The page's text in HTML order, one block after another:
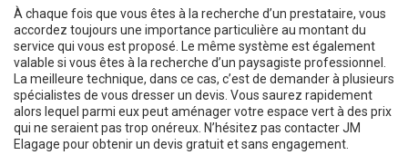
À chaque fois que vous êtes à la recherche d’un prestataire, vous
accordez toujours une importance particulière au montant du
service qui vous est proposé. Le même système est également
valable si vous êtes à la recherche d’un paysagiste professionnel.
La meilleure technique, dans ce cas, c’est de demander à plusieurs
spécialistes de vous dresser un devis. Vous saurez rapidement
alors lequel parmi eux peut aménager votre espace vert à des prix
qui ne seraient pas trop onéreux. N’hésitez pas contacter JM
Elagage pour obtenir un devis gratuit et sans engagement.